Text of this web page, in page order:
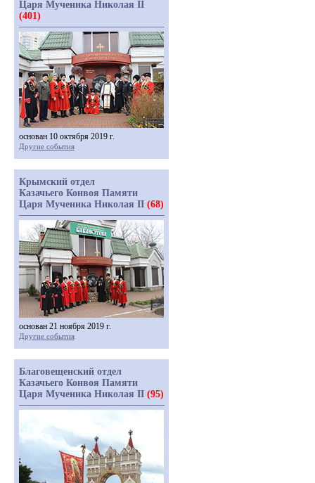
Царя Мученика Николая II
(401)
основан 10 октября 2019 г.
Другие события
Крымский отдел
Казачьего Конвоя Памяти
Царя Мученика Николая II (68)
основан 21 ноября 2019 г.
Другие события
Благовещенский отдел
Казачьего Конвоя Памяти
Царя Мученика Николая II (95)